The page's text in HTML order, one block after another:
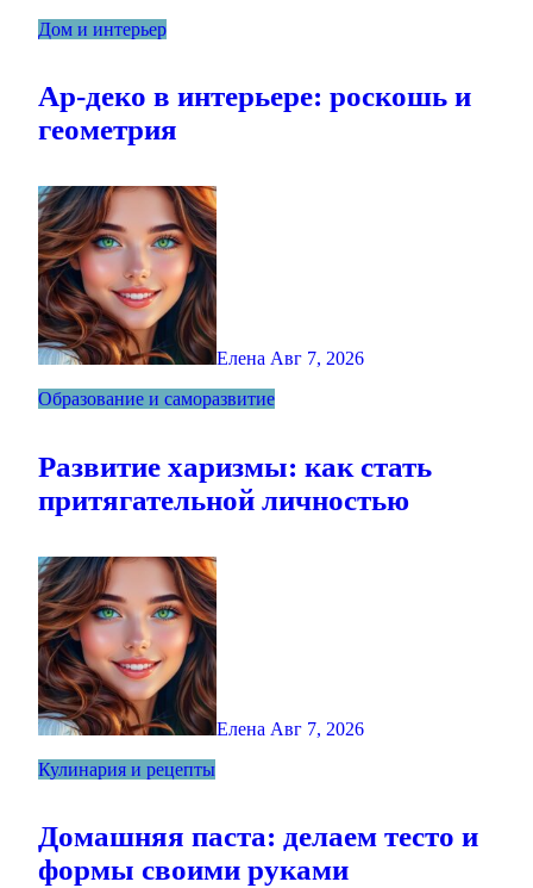
Дом и интерьер
Ар-деко в интерьере: роскошь и
геометрия
Елена Авг 7, 2026
Образование и саморазвитие
Развитие харизмы: как стать
притягательной личностью
Елена Авг 7, 2026
Кулинария и рецепты
Домашняя паста: делаем тесто и
формы своими руками